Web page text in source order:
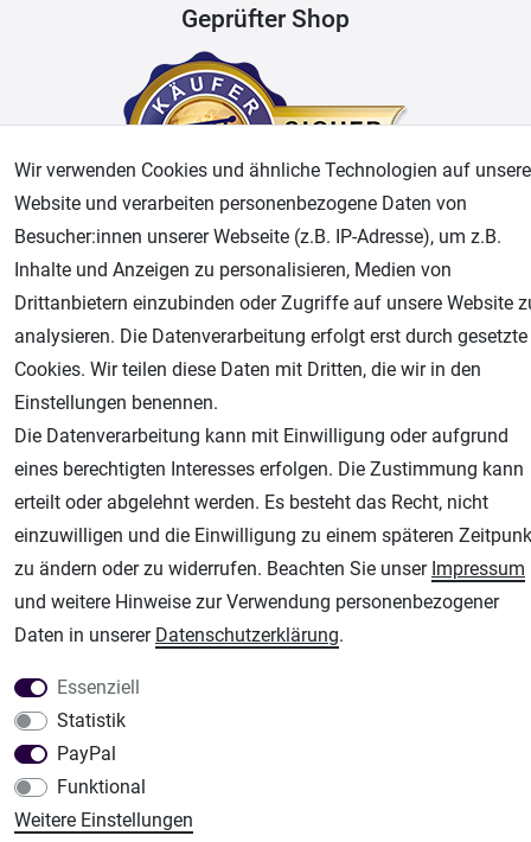
Geprüfter Shop
Widerrufsrecht Datenschutz
Unsere weiteren Shops:
Airbrush-City
Fachhandel für: Airbrushpistolen, Kompressoren, Airbrushfarben
Modellbau-City
Modellbau Shop
Plotter-City
Schneideplotter, Transferpressen, Siebdruck und Plotterfolien
Im Shop Kaufen
Küchen Zubehör - Haus/Garten - Tierbedarf
Wir verwenden Cookies und ähnliche Technologien auf
Website und verarbeiten personenbezogene Daten von
Besucher:innen unserer Webseite (z.B. IP-Adresse), um z.B.
Inhalte und Anzeigen zu personalisieren, Medien von
Drittanbietern einzubinden oder Zugriffe auf unsere Website
analysieren. Die Datenverarbeitung erfolgt erst durch gesetzte
Cookies. Wir teilen diese Daten mit Dritten, die wir in den
Einstellungen benennen.
Die Datenverarbeitung kann mit Einwilligung oder aufgrund
eines berechtigten Interesses erfolgen. Die Zustimmung kann
erteilt oder abgelehnt werden. Es besteht das Recht, nicht
einzuwilligen und die Einwilligung zu einem späteren
zu ändern oder zu widerrufen. Beachten Sie unser Impressum
und weitere Hinweise zur Verwendung personenbezogener
Daten in unserer Daten­schutz­erklärung.
Essenziell
Statistik
PayPal
Funktional
Weitere Einstellungen